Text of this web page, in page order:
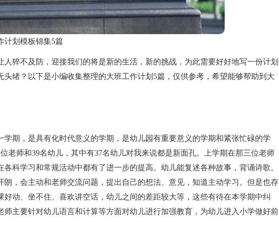
计划模板锦集5篇
人猝不及防，迎接我们的将是新的生活，新的挑战，为此需要好好地写一份计划
头绪？以下是小编收集整理的大班工作计划5篇，仅供参考，希望能够帮助到大
学期，是具有化时代意义的学期，是幼儿园有重要意义的学期和紧张忙碌的学
老师和39名幼儿，其中有37名幼儿对我来说都是新面孔。上学期在那三位老师
各科学习和常规活动中都有了进一步的提高。幼儿能复述各种故事，背诵诗歌。
朗，会主动和老师交流问题，提出自己的想法、意见，知道主动学习。但是也存
好动、坐不住、喜欢讲空话，幼儿之间的差距较大等，这些有待在本学期中纠
师主要针对幼儿语言和计算等方面对幼儿进行加强教育，为幼儿进入小学做好前